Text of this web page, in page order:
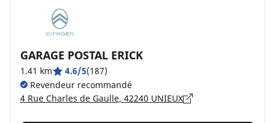
GARAGE POSTAL ERICK
1.41 km 4.6/5(187)
Revendeur recommandé
4 Rue Charles de Gaulle, 42240 UNIEUX